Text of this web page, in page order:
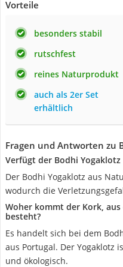
Vorteile
besonders stabil
rutschfest
reines Naturprodukt
auch als 2er Set
erhältlich
Fragen und Antworten zu
Verfügt der Bodhi
Der Bodhi Yogaklotz aus
wodurch die
Woher kommt der Kork,
besteht?
Es handelt sich bei dem
aus Portugal. Der Yogaklotz
und ökologisch.